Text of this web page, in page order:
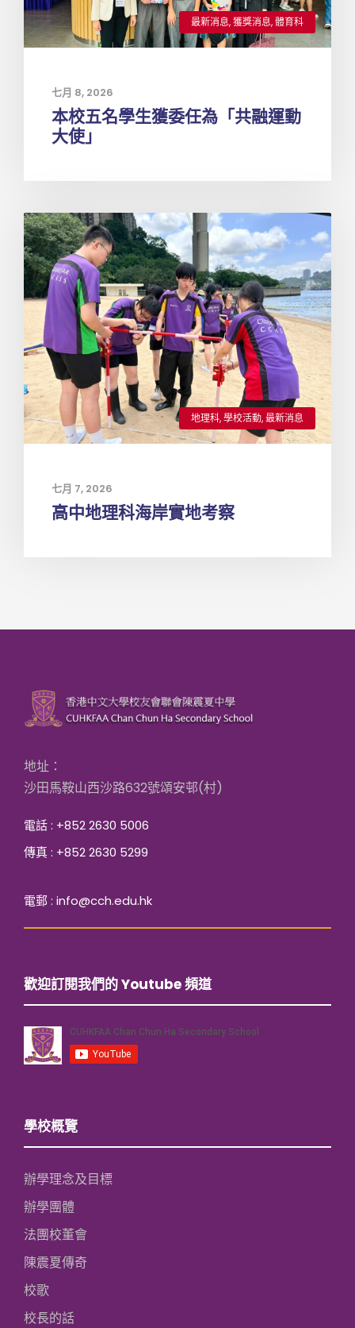
最新消息,獲獎消息,體育科
七月 8, 2026
本校五名學生獲委任為「共融運動
大使」
地理科,學校活動,最新消息
七月 7, 2026
高中地理科海岸實地考察
地址：
沙田馬鞍山西沙路632號頌安邨(村)
電話 : +852 2630 5006
傳真 : +852 2630 5299
電郵 : info@cch.edu.hk
歡迎訂閱我們的 Youtube 頻道
學校概覽
辦學理念及目標
辦學團體
法團校董會
陳震夏傳奇
校歌
校長的話